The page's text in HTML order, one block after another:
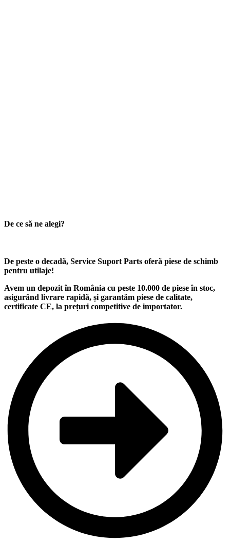
De ce să ne alegi?
De peste o decadă, Service Suport Parts oferă piese de schimb
pentru utilaje!
Avem un depozitîn România cu peste 10.000 de piese în stoc,
asigurând livrare rapidă, și garantăm piese de calitate,
certificate CE, la prețuri competitive de importator.